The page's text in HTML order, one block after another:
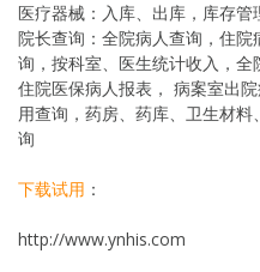
医疗器械：入库、出库，库存
院长查询：全院病人查询，住
询，按科室、医生统计收入，全
住院医保病人报表， 病案室出
用查询，药房、药库、卫生材
询
下载试用 ：
http://www.ynhis.com